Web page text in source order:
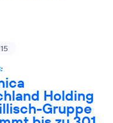
Holding
Gruppe